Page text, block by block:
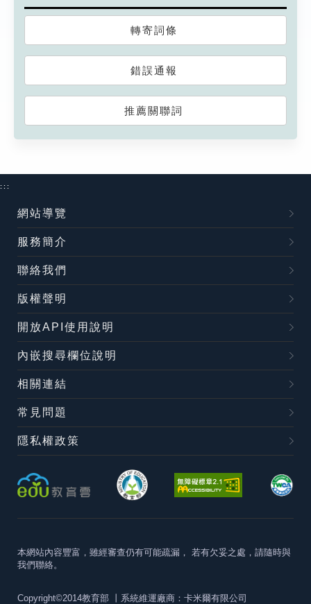
轉寄詞條
錯誤通報
推薦關聯詞
:::
網站導覽
服務簡介
聯絡我們
版權聲明
開放API使用說明
內嵌搜尋欄位說明
相關連結
常見問題
隱私權政策
本網站內容豐富，雖經審查仍有可能疏漏， 若有欠妥之處，請隨時與
我們聯絡。
Copyright©2014教育部 丨系統維運廠商：卡米爾有限公司